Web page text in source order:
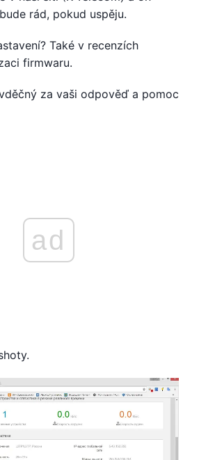
rád, pokud uspěju.
Také v recenzích
firmwaru.
za vaši odpověď a pomoc
ad